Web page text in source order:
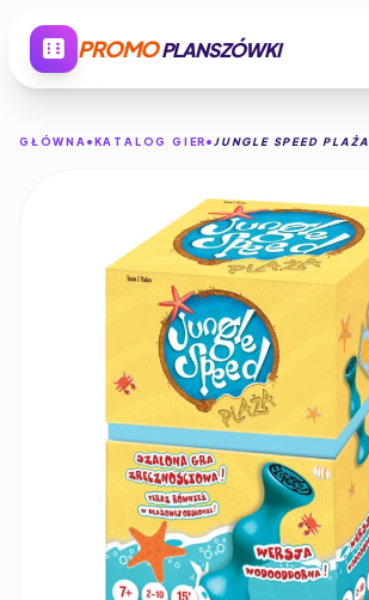
PROMOPLANSZÓWKI
GŁÓWNA KATALOG GIER JUNGLE SPEED PLAŻA